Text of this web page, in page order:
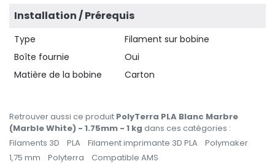
Installation / Prérequis
Type
Filament sur bobine
Boîte fournie
Oui
Matière de la bobine
Carton
Retrouver aussi ce produit PolyTerra PLA Blanc Marbre
(Marble White) - 1.75mm - 1 kg dans ces catégories :
Filaments 3D
PLA Filament imprimante 3D PLA
Polymaker
1,75 mm
Polyterra Compatible AMS